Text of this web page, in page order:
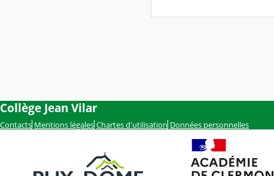
Collège Jean Vilar
Contacts Mentions légales Chartes d'utilisation Données personnelles